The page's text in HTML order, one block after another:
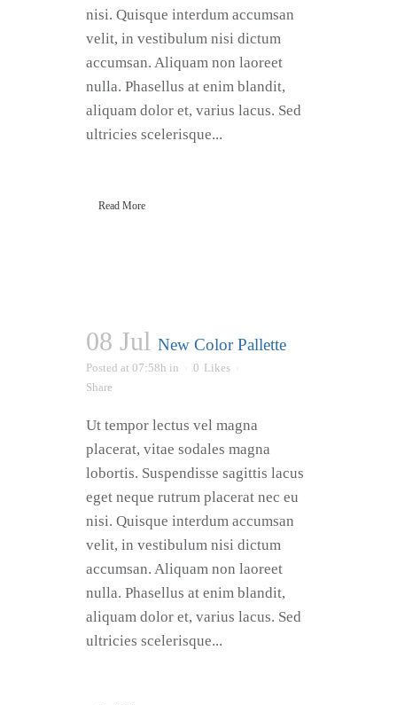
nisi. Quisque interdum accumsan
velit, in vestibulum nisi dictum
accumsan. Aliquam non laoreet
nulla. Phasellus at enim blandit,
aliquam dolor et, varius lacus. Sed
ultricies scelerisque...
Read More
08 Jul New Color Pallette
Posted at 07:58h in 0 Likes
Share
Ut tempor lectus vel magna
placerat, vitae sodales magna
lobortis. Suspendisse sagittis lacus
eget neque rutrum placerat nec eu
nisi. Quisque interdum accumsan
velit, in vestibulum nisi dictum
accumsan. Aliquam non laoreet
nulla. Phasellus at enim blandit,
aliquam dolor et, varius lacus. Sed
ultricies scelerisque...